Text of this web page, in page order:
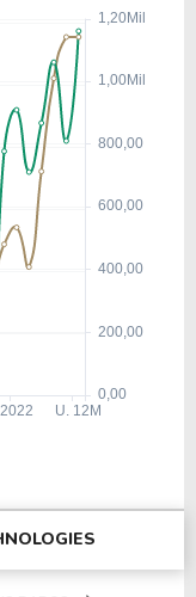
aviação e
e
de
sua linha de
sua marca,
RTX
(RTX)é
um